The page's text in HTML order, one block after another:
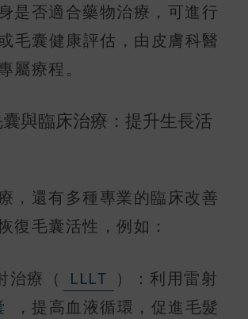
是否適合藥物治療，可進行
毛囊健康評估，由皮膚科醫
屬療程。
與臨床治療：提升生長活
，還有多種專業的臨床改善
復毛囊活性，例如：
治療（ LLLT ）：利用雷射
，提高血液循環，促進毛髮